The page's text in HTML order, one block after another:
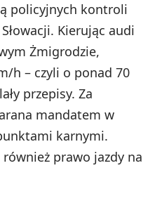
policyjnych kontroli
Kierując audi
Żmigrodzie,
h – czyli o ponad 70
przepisy. Za
mandatem w
karnymi.
prawo jazdy na